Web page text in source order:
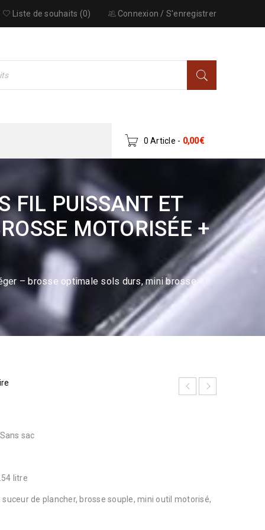
Connexion / S'enregistrer
Liste de souhaits (0)
0 Article - 0,00€
FIL PUISSANT ET
MOTORISÉE +
– brosse optimale sols durs, mini brosse
sac
litre
de plancher, brosse souple, mini outil motorisé,